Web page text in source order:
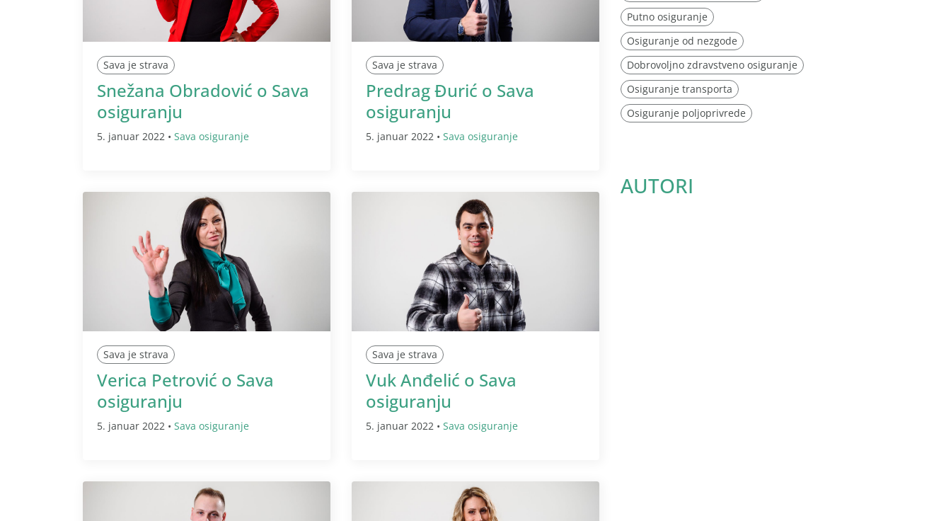
Sava je strava
Snežana Obradović o Sava
osiguranju
5. januar 2022 • Sava osiguranje
Sava je strava
Predrag Đurić o Sava
osiguranju
5. januar 2022 • Sava osiguranje
Sava je strava
Verica Petrović o Sava
osiguranju
5. januar 2022 • Sava osiguranje
Sava je strava
Vuk Anđelić o Sava
osiguranju
5. januar 2022 • Sava osiguranje
Putno osiguranje
Osiguranje od nezgode
Dobrovoljno zdravstveno osiguranje
Osiguranje transporta
Osiguranje poljoprivrede
AUTORI